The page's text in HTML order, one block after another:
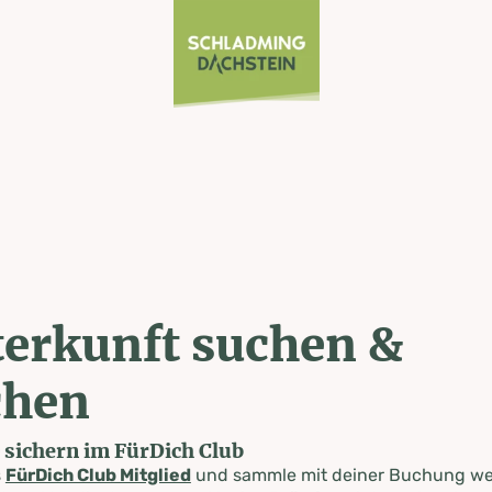
suchen &
im FürDich Club
FürDich Club Mitgliedund sammle mit deiner Buchung